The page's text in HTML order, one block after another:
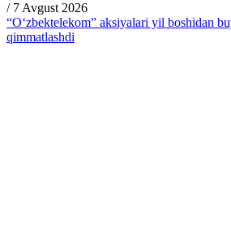
/ 7 Avgust 2026
“O‘zbektelekom” aksiyalari yil boshidan
qimmatlashdi